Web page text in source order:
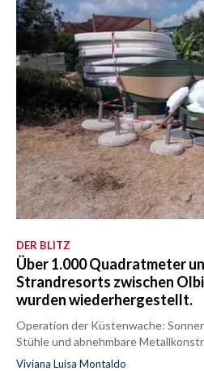
DER BLITZ
Über 1.000 Quadratmeter
Strandresorts zwischen
wurden wiederhergestellt.
Operation der Küstenwache:
Stühle und abnehmbare
Viviana Luisa Montaldo